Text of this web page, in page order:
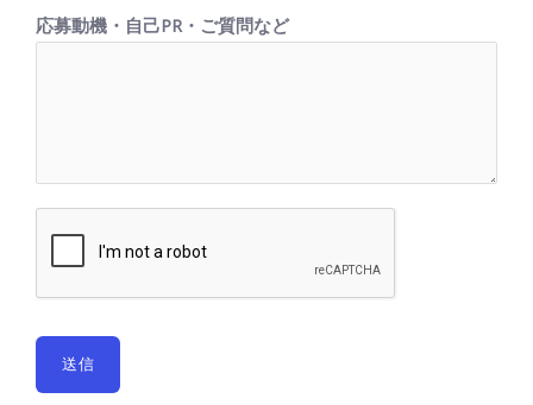
応募動機・自己PR・ご質問など
送信